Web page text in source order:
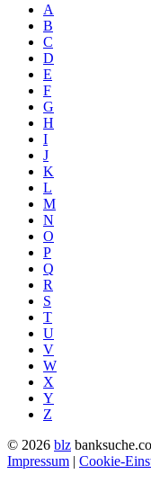
A
B
C
D
E
F
G
H
I
J
K
L
M
N
O
P
Q
R
S
T
U
V
W
X
Y
Z
© 2026 blz
Impressum | Cookie-